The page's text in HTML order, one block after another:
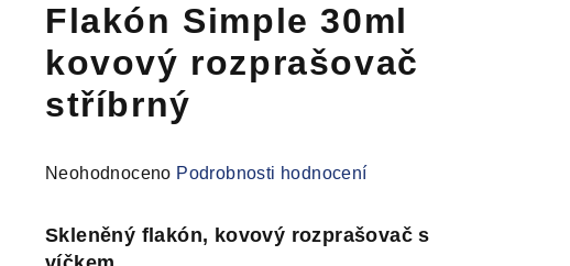
Flakón Simple 30ml
kovový rozprašovač
stříbrný
Průměrné
produktu
je
Neohodnoceno Podrobnosti hodnocení
Skleněný flakón, kovový rozprašovač s